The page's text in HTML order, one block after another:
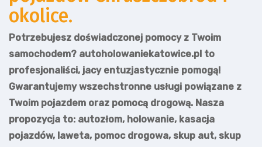
okolice.
Potrzebujesz doświadczonej pomocy z Twoim
samochodem? autoholowaniekatowice.pl to
profesjonaliści, jacy entuzjastycznie pomogą!
Gwarantujemy wszechstronne usługi powiązane z
Twoim pojazdem oraz pomocą drogową. Nasza
propozycja to: autozłom, holowanie, kasacja
pojazdów, laweta, pomoc drogowa, skup aut, skup